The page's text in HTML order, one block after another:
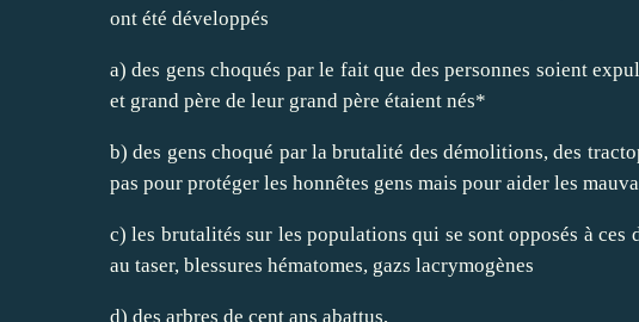
ont été développés
a) des gens choqués par le fait que des personnes soient
et grand père de leur grand père étaient nés*
b) des gens choqué par la brutalité des démolitions, des
pas pour protéger les honnêtes gens mais pour aider les
c) les brutalités sur les populations qui se sont opposés à
au taser, blessures hématomes, gazs lacrymogènes
d) des arbres de cent ans abattus,